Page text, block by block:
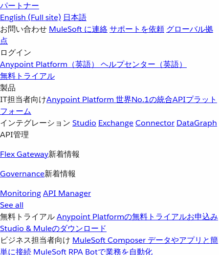
パートナー
English (Full site) 日本語
お問い合わせ MuleSoft に連絡サポートを依頼 グローバル拠
点
ログイン
Anypoint Platform（英語） ヘルプセンター（英語）
無料トライアル
製品
IT担当者向けAnypoint Platform 世界No.1の統合APIプラット
フォーム
インテグレーション Studio ExchangeConnector DataGraph
API管理
Flex Gateway新着情報
Governance新着情報
MonitoringAPI Manager
See all
無料トライアルAnypoint Platformの無料トライアルお申込み
Studio & Muleのダウンロード
ビジネス担当者向け MuleSoft Composer データやアプリと簡
単に接続 MuleSoft RPA Botで業務を自動化